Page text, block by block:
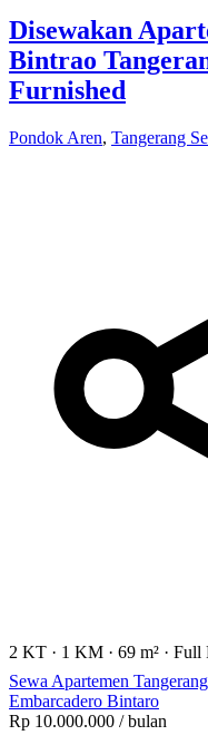
Disewakan
Bintrao
Furnished
Pondok Aren, Tangerang
2 KT · 1 KM · 69 m² · Full
Sewa Apartemen
Embarcadero Bintaro
Rp 10.000.000 / bulan